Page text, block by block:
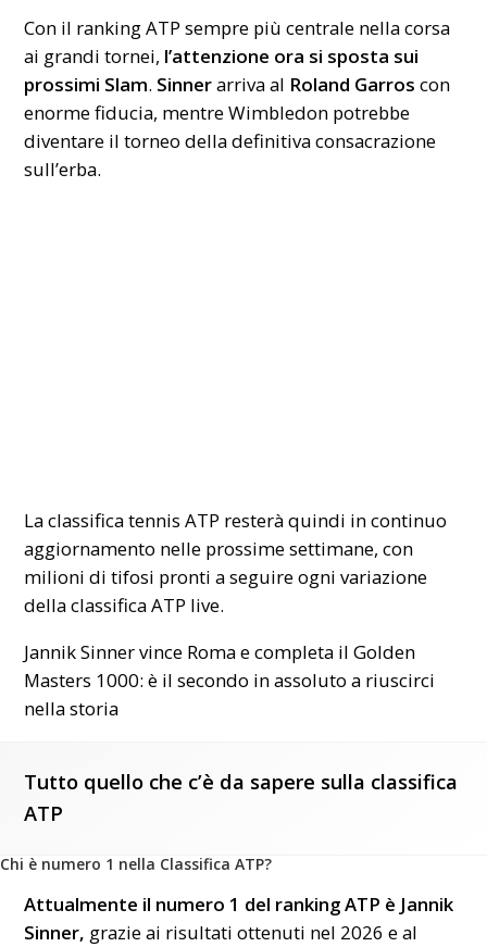
Con il ranking ATP sempre più centrale nella corsa
ai grandi tornei, l’attenzione ora si sposta sui
prossimi Slam. Sinnerarriva al Roland Garroscon
enorme fiducia, mentre Wimbledon potrebbe
diventare il torneo della definitiva consacrazione
sull’erba.
La classifica tennis ATP resterà quindi in continuo
aggiornamento nelle prossime settimane, con
milioni di tifosi pronti a seguire ognivariazione
della classifica ATP live.
Jannik Sinner vince Roma e completa il Golden
Masters 1000: è il secondo in assoluto a riuscirci
nella storia
Tutto quello che c’è da sapere sulla classifica
ATP
Chi è numero 1 nella Classifica ATP?
Attualmente il numero 1 del ranking ATP è Jannik
Sinner, grazie ai risultati ottenuti nel 2026 e al